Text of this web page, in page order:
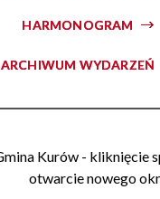
HARMONOGRAM
ARCHIWUM WYDARZEŃ